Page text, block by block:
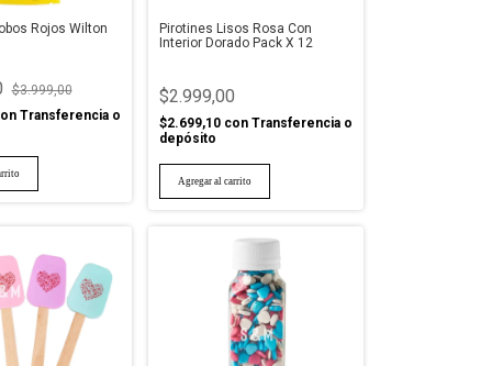
Rojos Wilton
$3.999,00
Transferencia o
Pirotines Lisos Rosa Con
Interior Dorado Pack X 12
$2.999,00
$2.699,10 con Transferencia o
depósito